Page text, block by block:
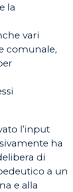
la
vari
comunale,
l’input
ha
di
a un
e alla